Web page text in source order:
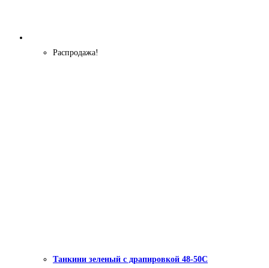
Распродажа!
Танкини зеленый с драпировкой 48-50С